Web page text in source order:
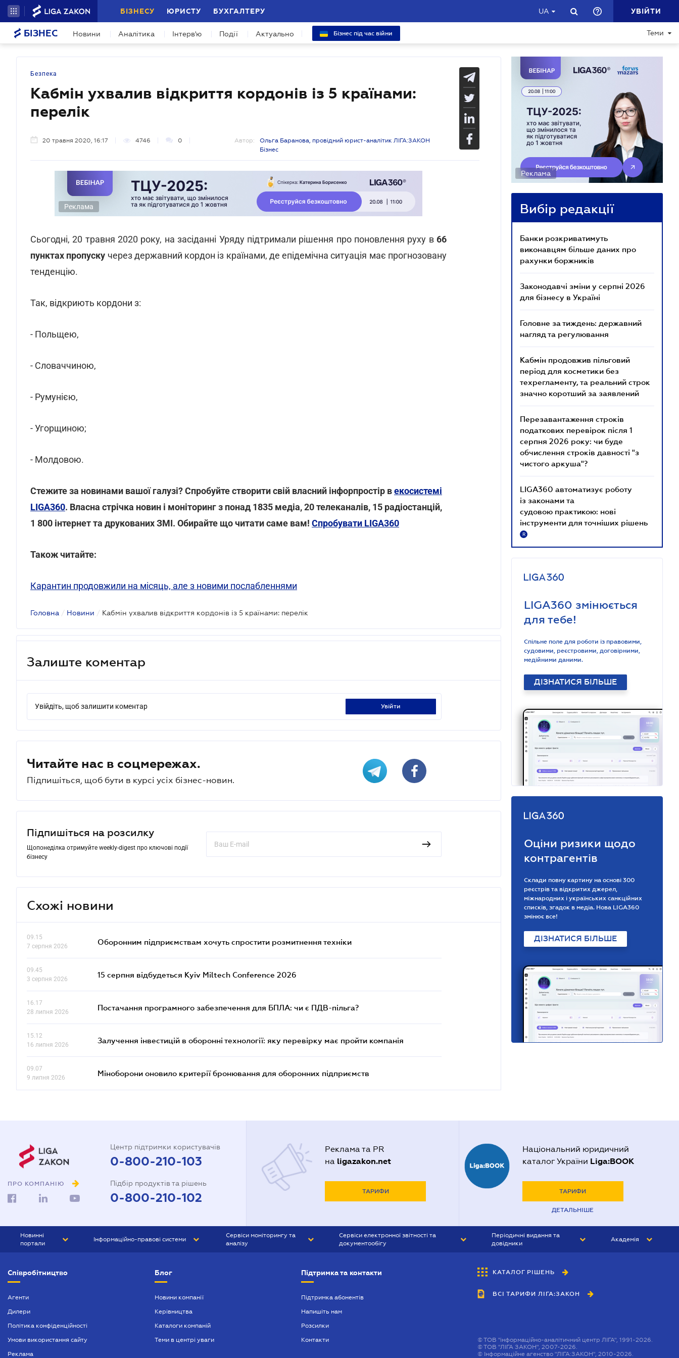
БІЗНЕСУ ЮРИСТУ БУХГАЛТЕРУ UA УВІЙТИ
БІЗНЕС Новини Аналітика Інтерв'ю Події Актуально Бізнес під час війни Теми
Безпека
Кабмін ухвалив відкриття кордонів із 5 країнами:
перелік
20 травня 2020, 16:17 4746 0 Автор:
Ольга Баранова, провідний юрист-аналітик ЛІГА:ЗАКОН
Бізнес
Реклама
Сьогодні, 20 травня 2020 року, на засіданні Уряду підтримали рішення про поновлення руху в 66
пунктах пропуску через державний кордон із країнами, де епідемічна ситуація має прогнозовану
тенденцію.
Так, відкриють кордони з:
- Польщею,
- Словаччиною,
- Румунією,
- Угорщиною;
- Молдовою.
Стежите за новинами вашої галузі? Спробуйте створити свій власний інфорпростір векосистемі
LIGA360. Власна стрічка новин і моніторинг з понад 1835 медіа, 20 телеканалів, 15 радіостанцій,
1 800 інтернет та друкованих ЗМІ. Обирайте що читати саме вам! Спробувати LIGA360
Також читайте:
Карантин продовжили на місяць, але з новими послабленнями
Головна / Новини / Кабмін ухвалив відкриття кордонів із 5 країнами: перелік
Залиште коментар
Увійдіть, щоб залишити коментар увійти
Читайте нас в соцмережах.
Підпишіться, щоб бути в курсі усіх бізнес-новин.
Підпишіться на розсилку
Щопонеділка отримуйте weekly-digest про ключові події
бізнесу
Схожі новини
09.15
7 серпня 2026
Оборонним підприємствам хочуть спростити розмитнення техніки
09.45
3 серпня 2026
15 серпня відбудеться Kyiv Miltech Conference 2026
16.17
28 липня 2026
Постачання програмного забезпечення для БПЛА: чи є ПДВ-пільга?
15.12
16 липня 2026
Залучення інвестицій в оборонні технології: яку перевірку має пройти компанія
09.07
9 липня 2026
Міноборони оновило критерії бронювання для оборонних підприємств
Реклама
Вибір редакції
Банки розкриватимуть
виконавцям більше даних про
рахунки боржників
Законодавчі зміни у серпні 2026
для бізнесу в Україні
Головне за тиждень: державний
нагляд та регулювання
Кабмін продовжив пільговий
період для косметики без
техрегламенту, та реальний строк
значно коротший за заявлений
Перезавантаження строків
податкових перевірок після 1
серпня 2026 року: чи буде
обчислення строків давності "з
чистого аркуша"?
LIGA360 автоматизує роботу
із законами та
судовою практикою: нові
інструменти для точніших рішень
R
LIGA360 змінюється
для тебе!
Спільне поле для роботи із правовими,
судовими, реєстровими, договірними,
медійними даними.
ДІЗНАТИСЯ БІЛЬШЕ
Оціни ризики щодо
контрагентів
Склади повну картину на основі 300
реєстрів та відкритих джерел,
міжнародних і українських санкційних
списків, згадок в медіа. Нова LIGA360
змінює все!
ДІЗНАТИСЯ БІЛЬШЕ
ПРО КОМПАНІЮ
Центр підтримки користувачів
0-800-210-103
Підбір продуктів та рішень
0-800-210-102
Реклама та PR
на ligazakon.net
ТАРИФИ
Національний юридичний
каталог України Liga:BOOK
ТАРИФИ
ДЕТАЛЬНІШЕ
Новинні
портали
БІЗНЕС
Інформаційно-правові системи
БУХГАЛТЕР ПРОФ
Сервіси моніторингу та
аналізу
Сервіси електронної звітності та
документообігу
Періодичні видання та
довідники
БУХГАЛТЕР&ЗАКОН
ВІСНИК МСФЗ
Академія
Співробітництво
Агенти
Дилери
Політика конфіденційності
Умови використання сайту
Реклама
Блог
Новини компанії
Керівництва
Каталоги компаній
Теми в центрі уваги
Підтримка та контакти
Підтримка абонентів
Напишіть нам
Розсилки
Контакти
КАТАЛОГ РІШЕНЬ
ВСІ ТАРИФИ ЛІГА:ЗАКОН
©ТОВ "інформаційно-аналітичний центр ЛІГА", 1991-2026.
©ТОВ "ЛІГА ЗАКОН", 2007-2026.
© Інформаційне агенство "ЛІГА:ЗАКОН", 2010-2026.